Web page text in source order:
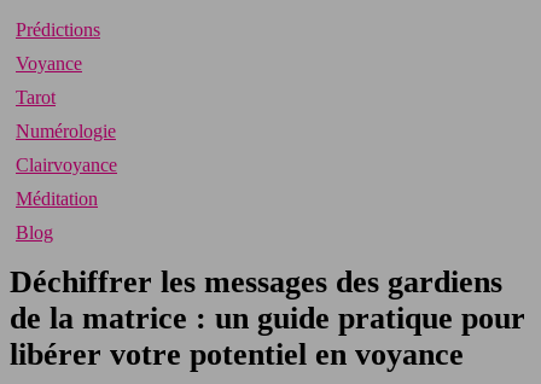
Prédictions
Voyance
Tarot
Numérologie
Clairvoyance
Méditation
Blog
Déchiffrer les messages des gardiens
de la matrice : un guide pratique pour
libérer votre potentiel en voyance